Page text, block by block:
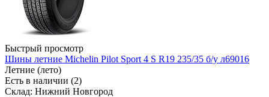
Быстрый просмотр
Шины летние Michelin Pilot Sport 4 S R19 235/35 б/у л69016
Летние (лето)
Есть в наличии (2)
Склад: Нижний Новгород